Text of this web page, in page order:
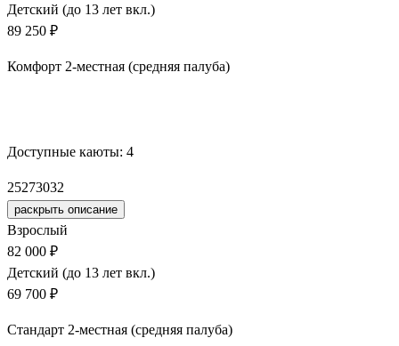
Детский (до 13 лет вкл.)
89 250 ₽
Комфорт 2-местная (средняя палуба)
Доступные каюты: 4
25273032
раскрыть описание
Взрослый
82 000 ₽
Детский (до 13 лет вкл.)
69 700 ₽
Стандарт 2-местная (средняя палуба)